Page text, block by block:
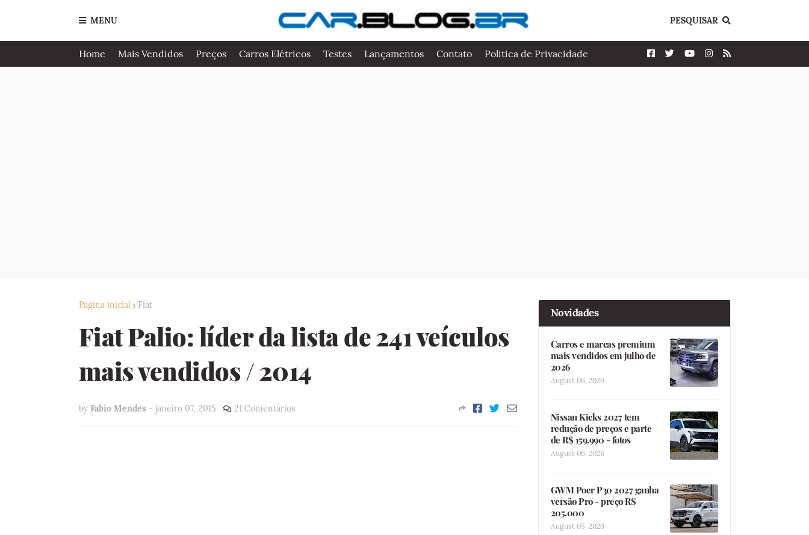
MENU PESQUISAR
Home Mais Vendidos Preços Carros Elétricos Testes Lançamentos Contato Politica de Privacidade
Página inicial Fiat
Fiat Palio: líder da lista de 241 veículos
mais vendidos / 2014
by Fabio Mendes - janeiro 07, 2015 21 Comentários
Novidades
Carros e marcas premium
mais vendidos em julho de
2026
August 06, 2026
Nissan Kicks 2027 tem
redução de preços e parte
de R$ 159.990 - fotos
August 06, 2026
GWM Poer P30 2027 ganha
versão Pro - preço R$
205.000
August 05, 2026